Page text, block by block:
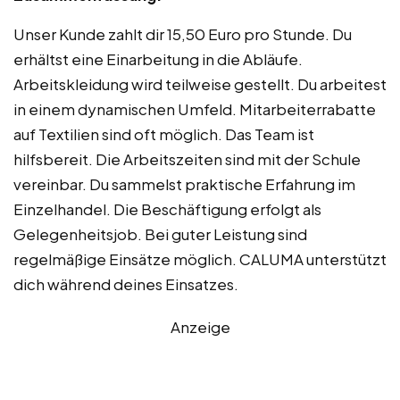
Unser Kunde zahlt dir 15,50 Euro pro Stunde. Du
erhältst eine Einarbeitung in die Abläufe.
Arbeitskleidung wird teilweise gestellt. Du arbeitest
in einem dynamischen Umfeld. Mitarbeiterrabatte
auf Textilien sind oft möglich. Das Team ist
hilfsbereit. Die Arbeitszeiten sind mit der Schule
vereinbar. Du sammelst praktische Erfahrung im
Einzelhandel. Die Beschäftigung erfolgt als
Gelegenheitsjob. Bei guter Leistung sind
regelmäßige Einsätze möglich. CALUMA unterstützt
dich während deines Einsatzes.
Anzeige